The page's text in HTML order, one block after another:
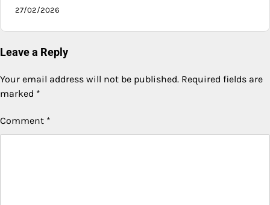
27/02/2026
Leave a Reply
Your email address will not be published. Required fields are
marked *
Comment *